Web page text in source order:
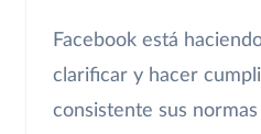
Facebook está
clarificar y hacer
consistente sus